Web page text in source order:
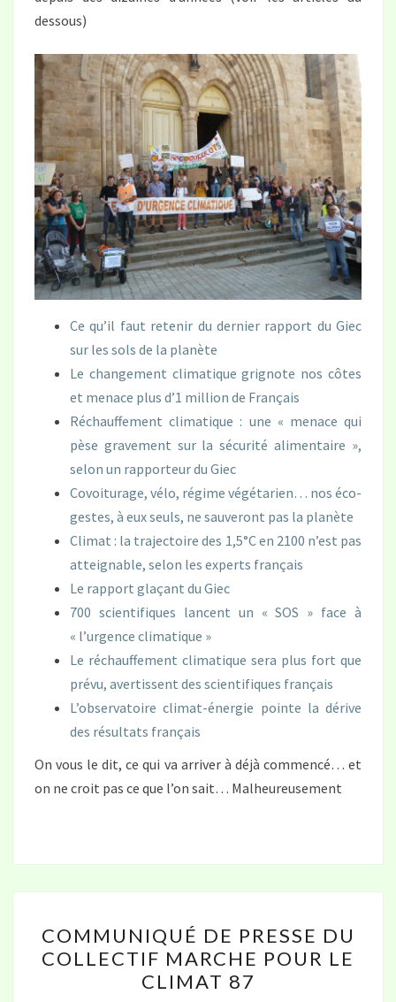
dessous)
Ce qu’il faut retenir du dernier rapport du Giec
sur les sols de la planète
Le changement climatique grignote nos côtes
et menace plus d’1 million de Français
Réchauffement climatique : une « menace qui
pèse gravement sur la sécurité alimentaire »,
selon un rapporteur du Giec
Covoiturage, vélo, régime végétarien… nos éco-
gestes, à eux seuls, ne sauveront pas la planète
Climat : la trajectoire des 1,5°C en 2100 n’est pas
atteignable, selon les experts français
Le rapport glaçant du Giec
700 scientifiques lancent un « SOS » face à
« l’urgence climatique »
Le réchauffement climatique sera plus fort que
prévu, avertissent des scientifiques français
L’observatoire climat-énergie pointe la dérive
des résultats français
On vous le dit, ce qui va arriver à déjà commencé… et
on ne croit pas ce que l’on sait… Malheureusement
DE
PRESSE
DU
COMMUNIQUÉ DE PRESSE DU
COLLECTIF MARCHE POUR LE
CLIMAT 87